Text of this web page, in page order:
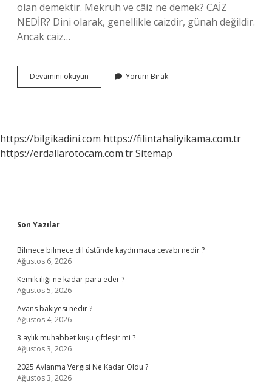
olan demektir. Mekruh ve câiz ne demek? CAİZ
NEDİR? Dini olarak, genellikle caizdir, günah değildir.
Ancak caiz…
Devamını okuyun
Cahiz
Yorum Bırak
https://bilgikadini.com https://filintahaliyikama.com.tr
https://erdallarotocam.com.trSitemap
Sidebar
Son Yazılar
Bilmece bilmece dil üstünde kaydırmaca cevabı nedir ?
Ağustos 6, 2026
Kemik iliği ne kadar para eder ?
Ağustos 5, 2026
Avans bakiyesi nedir ?
Ağustos 4, 2026
3 aylık muhabbet kuşu çiftleşir mi ?
Ağustos 3, 2026
2025 Avlanma Vergisi Ne Kadar Oldu ?
Ağustos 3, 2026